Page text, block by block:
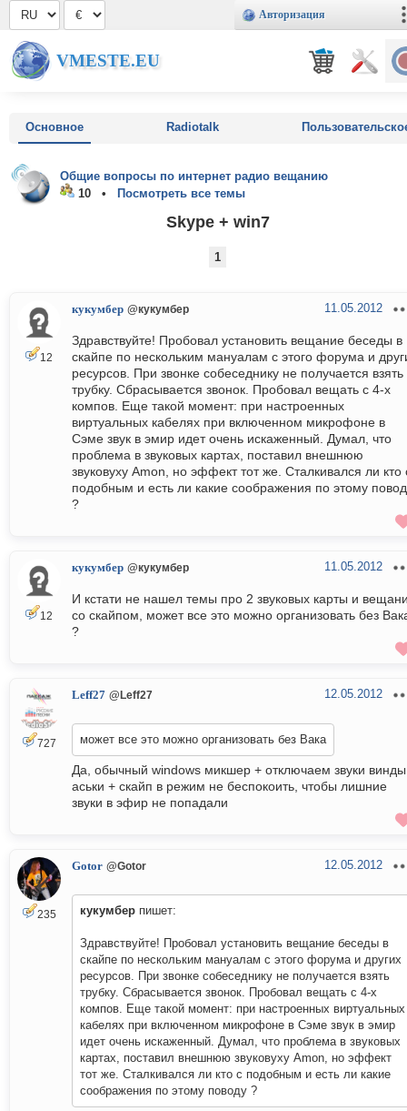
Авторизация
VMESTE.EU
Основное Radiotalk
Общие вопросы по интернет радио вещанию
10 •
Посмотреть все темы
Skype + win7
1
12
кукумбер @кукумбер 11.05.2012
Здравствуйте! Пробовал установить вещание беседы в
скайпе по нескольким мануалам с этого форума и
ресурсов. При звонке собеседнику не получается взять
трубку. Сбрасывается звонок. Пробовал вещать с 4-х
компов. Еще такой момент: при настроенных
виртуальных кабелях при включенном микрофоне в
Сэме звук в эмир идет очень искаженный. Думал, что
проблема в звуковых картах, поставил внешнюю
звуковуху Amon, но эффект тот же. Сталкивался ли кто
подобным и есть ли какие соображения по этому
?
12
кукумбер @кукумбер 11.05.2012
И кстати не нашел темы про 2 звуковых карты и
со скайпом, может все это можно организовать без
?
727
Leff27 @Leff27 12.05.2012
может все это можно организовать без Вака
Да, обычный windows микшер + отключаем звуки
аськи + скайп в режим не беспокоить, чтобы лишние
звуки в эфир не попадали
235
Gotor @Gotor 12.05.2012
кукумбер пишет:
Здравствуйте! Пробовал установить вещание беседы в
скайпе по нескольким мануалам с этого форума и других
ресурсов. При звонке собеседнику не получается взять
трубку. Сбрасывается звонок. Пробовал вещать с 4-х
компов. Еще такой момент: при настроенных виртуальных
кабелях при включенном микрофоне в Сэме звук в эмир
идет очень искаженный. Думал, что проблема в звуковых
картах, поставил внешнюю звуковуху Amon, но эффект
тот же. Сталкивался ли кто с подобным и есть ли какие
соображения по этому поводу ?